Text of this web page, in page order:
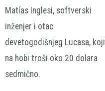
Matías Inglesi, softverski
inženjer i otac
devetogodišnjeg Lucasa, koji
na hobi troši oko 20 dolara
sedmično.